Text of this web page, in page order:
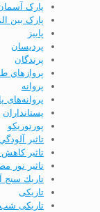
پارک
پارک بین
پاييز
پردیسان
پرندگان
پروازهاي
پروانه
پروانه‌های
پستانداران
پورتوریکو
تاثير
تاثير
تاثير نور
تاريك سنج
تاریکی
تاریکی شب